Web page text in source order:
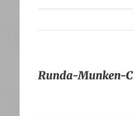
Runda-Munken-